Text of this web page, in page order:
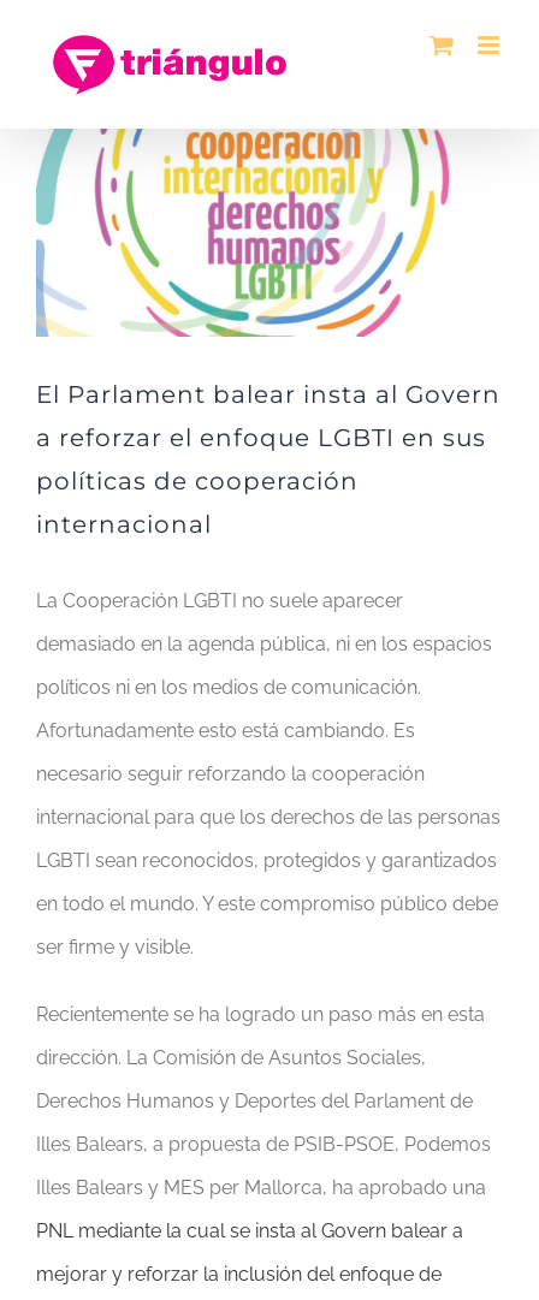
Ver
imagen
más
grande
El Parlament balear insta al Govern
a reforzar el enfoque LGBTI en sus
políticas de cooperación
internacional
La Cooperación LGBTI no suele aparecer
demasiado en la agenda pública, ni en los espacios
políticos ni en los medios de comunicación.
Afortunadamente esto está cambiando. Es
necesario seguir reforzando la cooperación
internacional para que los derechos de las personas
LGBTI sean reconocidos, protegidos y garantizados
en todo el mundo. Y este compromiso público debe
ser firme y visible.
Recientemente se ha logrado un paso más en esta
dirección. La Comisión de Asuntos Sociales,
Derechos Humanos y Deportes del Parlament de
Illes Balears, a propuesta de PSIB-PSOE, Podemos
Illes Balears y MES per Mallorca, ha aprobado una
PNL mediante la cual se insta al Govern balear a
mejorar y reforzar la inclusión del enfoque de